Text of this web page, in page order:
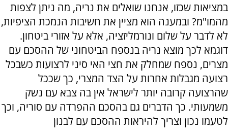
במציאות שכזו, אנחנו שואלים את נריה, מה ניתן לצפות
מהמו"מ? ובמענה הוא מציין את חשיבות הנמכת הציפיות,
לא לדבר על שלום ונורמליזציה, אלא על אזורי ביטחון.
דוגמא לכך מוצא נריה בנספח הביטחוני של ההסכם עם
מצרים, נספח שמחלק את חצי האי סיני לרצועות כשבכל
רצועה מגבלות אחרות על הצד המצרי, כך שככל
שהרצועה קרובה יותר לישראל אין בה צבא עם נשק
משמעותי. כך הדברים גם בהסכם ההפרדה עם סוריה, וכך
לטעמו נכון וצריך להיראות ההסכם עם לבנון